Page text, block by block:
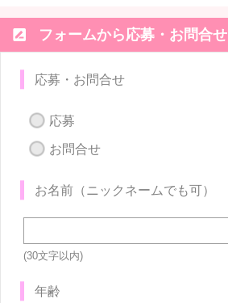
 フォームから応募・お問合せ
応募・お問合せ
応募
お問合せ
お名前（ニックネームでも可）
(30文字以内)
年齢